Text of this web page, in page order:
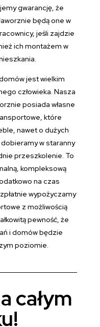
gwarancję, że
będą one w
jeśli zajdzie
ich montażem w
jest wielkim
człowieka. Nasza
posiada własne
które
nawet o dużych
w staranny
przeszkolenie. To
kompleksową
na czas
wypożyczamy
z możliwością
pewność, że
i domów będzie
poziomie.
całym